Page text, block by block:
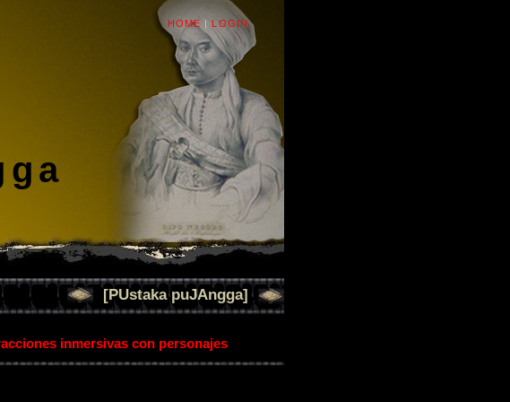
HOME | LOGIN
[PUstaka puJAngga]
inmersivas con personajes